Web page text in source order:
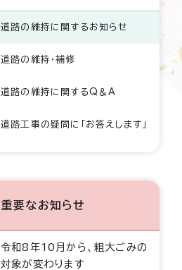
道路の維持に関するお知らせ
道路の維持・補修
道路の維持に関するQ＆A
道路工事の疑問に「お答えします」
重要なお知らせ
令和8年10月から、粗大ごみの
対象が変わります